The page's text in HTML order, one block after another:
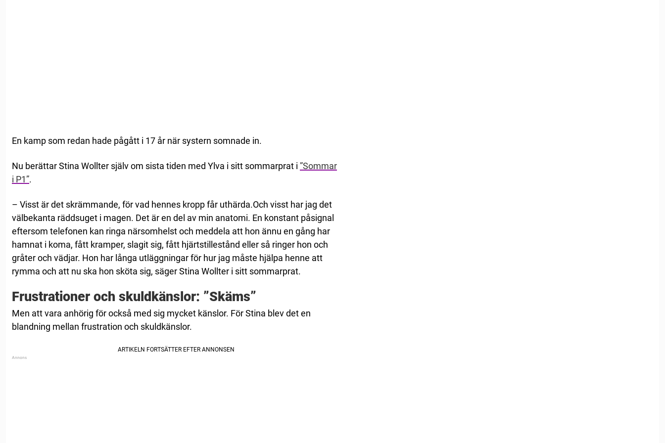
En kamp som redan hade pågått i 17 år när systern somnade in.
Nu berättar Stina Wollter själv om sista tiden med Ylva i sitt sommarprat i ”Sommar
i P1”.
– Visst är det skrämmande, för vad hennes kropp får uthärda.Och visst har jag det
välbekanta räddsuget i magen. Det är en del av min anatomi. En konstant påsignal
eftersom telefonen kan ringa närsomhelst och meddela att hon ännu en gång har
hamnat i koma, fått kramper, slagit sig, fått hjärtstillestånd eller så ringer hon och
gråter och vädjar. Hon har långa utläggningar för hur jag måste hjälpa henne att
rymma och att nu ska hon sköta sig, säger Stina Wollter i sitt sommarprat.
Frustrationer och skuldkänslor: ”Skäms”
Men att vara anhörig för också med sig mycket känslor. För Stina blev det en
blandning mellan frustration och skuldkänslor.